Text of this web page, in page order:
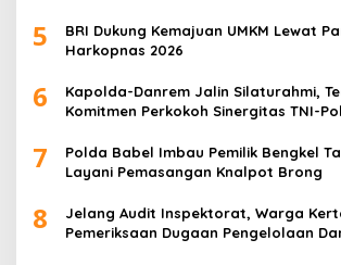
5
BRI Dukung Kemajuan UMKM Lewat
Harkopnas 2026
6
Kapolda-Danrem Jalin Silaturahmi,
Komitmen Perkokoh Sinergitas TNI-
7
Polda Babel Imbau Pemilik Bengkel
Layani Pemasangan Knalpot Brong
8
Jelang Audit Inspektorat, Warga
Pemeriksaan Dugaan Pengelolaan